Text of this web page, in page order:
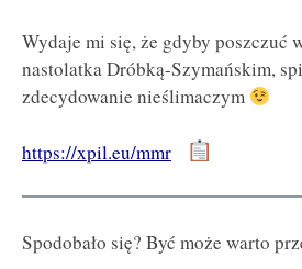
Wydaje mi się, że gdyby poszczuć
nastolatka Dróbką-Szymańskim,
zdecydowanie nieślimaczym
https://xpil.eu/mmr
Spodobało się? Być może warto